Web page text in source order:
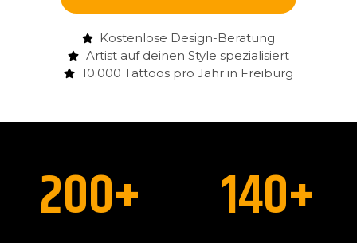
Kostenlose Design-Beratung
Artist auf deinen Style spezialisiert
10.000 Tattoos pro Jahr in Freiburg
200+ 140+